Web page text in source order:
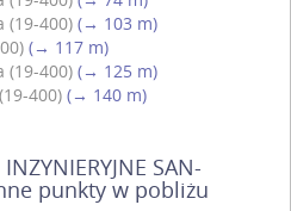
(19-400) (→ 103 m)
(→ 117 m)
(19-400) (→ 125 m)
400) (→ 140 m)
SAN-
punkty w pobliżu